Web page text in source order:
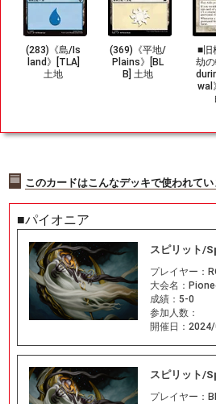
(283)《島/Is
land》[TLA]
土地
(369)《平地/
Plains》[BL
B] 土地
■旧
劫
wal
このカードはこんなデッキで使われてい
■パイオニア
スピリット/
プレイヤー：
大会名：
成績： 5-0
参加人数：
開催日：
スピリット/
プレイヤー：